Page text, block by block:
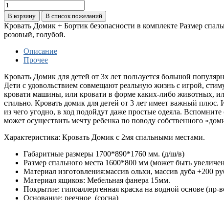
В корзину В список пожеланий
Кровать Домик + Бортик безопасности в комплекте Размер
розовый, голубой.
Описание
Прочее
Кровать Домик для детей от 3х лет пользуется большой
Дети с удовольствием совмещают реальную жизнь с игрой,
кровати машины, или кровати в форме каких-либо животных,
стильно. Кровать домик для детей от 3 лет имеет важный плюс.
из чего угодно, в ход подойдут даже простые одеяла.
может осуществить мечту ребенка по поводу собственного
Характеристика: Кровать Домик с 2мя спальными местами.
Габаритные размеры 1700*890*1760 мм. (д/ш/в)
Размер спального места 1600*800 мм (может быть
Материал изготовления:массив ольхи, массив дуба +200
Материал ящиков: Мебельная фанера 15мм.
Покрытие: гипоаллергенная краска на водной основе (пр-
Основание: реечное (сосна)